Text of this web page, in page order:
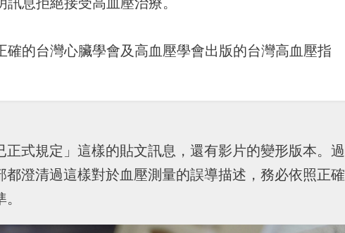
確的台灣心臟學會及高血壓學會出版的台灣高血壓指
式規定」這樣的貼文訊息，還有影片的變形版本。過
澄清過這樣對於血壓測量的誤導描述，務必依照正確